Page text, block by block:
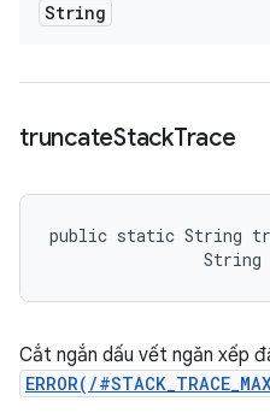
String
truncateStackTrace
public static String
String
Cắt ngắn dấu vết ngăn xếp
ERROR(/